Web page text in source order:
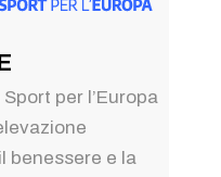
per l’Europa
benessere e la